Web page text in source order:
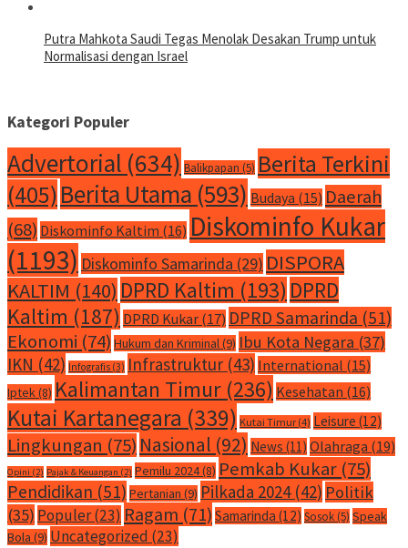
Putra Mahkota Saudi Tegas Menolak Desakan Trump untuk
Normalisasi dengan Israel
Kategori Populer
Advertorial (634) Balikpapan (5) Berita Terkini
(405)Berita Utama (593) Budaya (15) Daerah
(68) Diskominfo Kaltim (16) Diskominfo Kukar
(1193) Diskominfo Samarinda (29) DISPORA
KALTIM (140) DPRD Kaltim (193) DPRD
Kaltim (187) DPRD Kukar (17) DPRD Samarinda (51)
Ekonomi (74) Hukum dan Kriminal(9) Ibu Kota Negara (37)
IKN (42) Infografis (3) Infrastruktur (43) International (15)
Iptek(8) Kalimantan Timur (236) Kesehatan (16)
Kutai Kartanegara (339) Kutai Timur (4) Leisure (12)
Lingkungan (75) Nasional (92) News (11) Olahraga (19)
Opini (2) Pajak & Keuangan (2) Pemilu 2024(8) Pemkab Kukar (75)
Pendidikan (51) Pertanian (9) Pilkada 2024(42) Politik
(35) Populer(23) Ragam (71) Samarinda (12) Sosok(5) Speak
Bola (9) Uncategorized (23)